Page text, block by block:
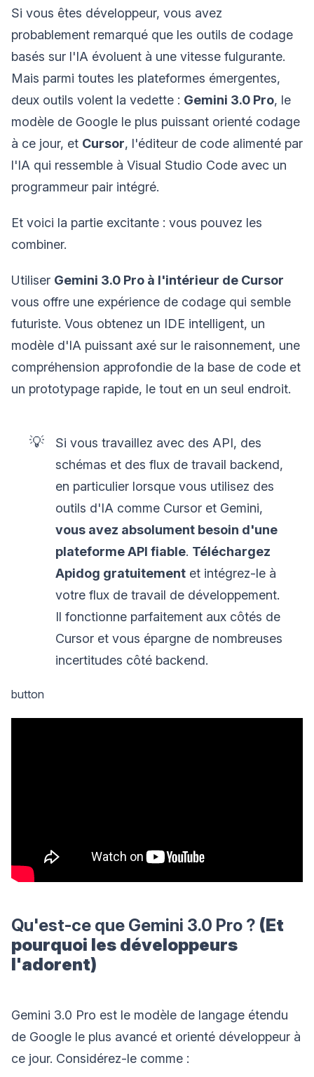
Si vous êtes développeur, vous avez
probablement remarqué que les outils de codage
basés sur l'IA évoluent à une vitesse fulgurante.
Mais parmi toutes les plateformes émergentes,
deux outils volent la vedette : Gemini 3.0 Pro, le
modèle de Google le plus puissant orienté codage
à ce jour, et Cursor, l'éditeur de code alimenté par
l'IA qui ressemble à Visual Studio Code avec un
programmeur pair intégré.
Et voici la partie excitante : vous pouvez les
combiner.
Utiliser Gemini 3.0 Pro à l'intérieur de Cursor
vous offre une expérience de codage qui semble
futuriste. Vous obtenez un IDE intelligent, un
modèle d'IA puissant axé sur le raisonnement, une
compréhension approfondie de la base de code et
un prototypage rapide, le tout en un seul endroit.
💡
Si vous travaillez avec des API, des
schémas et des flux de travail backend,
en particulier lorsque vous utilisez des
outils d'IA comme Cursor et Gemini,
vous avez absolument besoin d'une
plateforme API fiable. Téléchargez
Apidog gratuitement et intégrez-le à
votre flux de travail de développement.
Il fonctionne parfaitement aux côtés de
Cursor et vous épargne de nombreuses
incertitudes côté backend.
button
Qu'est-ce que Gemini 3.0 Pro ? (Et
pourquoi les développeurs
l'adorent)
Gemini 3.0 Pro est le modèle de langage étendu
de Google le plus avancé et orienté développeur à
ce jour. Considérez-le comme :